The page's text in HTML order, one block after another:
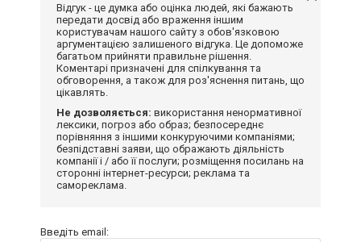
Відгук - це думка або оцінка людей, які бажають
передати досвід або враження іншим
користувачам нашого сайту з обов'язковою
аргументацією залишеного відгука. Це допоможе
багатьом прийняти правильне рішення.
Коментарі призначені для спілкування та
обговорення, а також для роз'яснення питань, що
цікавлять.
Не дозволяється: використання ненормативної
лексики, погроз або образ; безпосереднє
порівняння з іншими конкуруючими компаніями;
безпідставні заяви, що ображають діяльність
компанії і / або її послуги; розміщення посилань на
сторонні інтернет-ресурси; реклама та
самореклама.
Введіть email: